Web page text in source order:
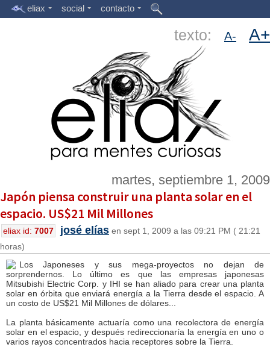
eliax social contacto
texto: A- A+
martes, septiembre 1, 2009
Japón piensa construir una planta solar en el
espacio. US$21 Mil Millones
eliax id: 7007 josé elías en sept 1, 2009 a las 09:21 PM ( 21:21
horas)
Los Japoneses y sus mega-proyectos no dejan de
sorprendernos. Lo último es que las empresas japonesas
Mitsubishi Electric Corp. y IHI se han aliado para crear una planta
solar en órbita que enviará energía a la Tierra desde el espacio. A
un costo de US$21 Mil Millones de dólares...
La planta básicamente actuaría como una recolectora de energía
solar en el espacio, y después redireccionaría la energía en uno o
varios rayos concentrados hacia receptores sobre la Tierra.